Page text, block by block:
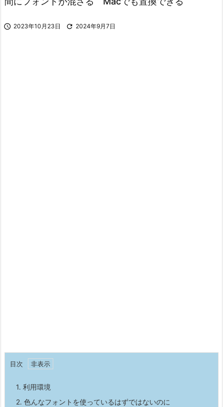
 2023年10月23日  2024年9月7日
目次
1. 利用環境
2. 色んなフォントを使っているはずではないのに